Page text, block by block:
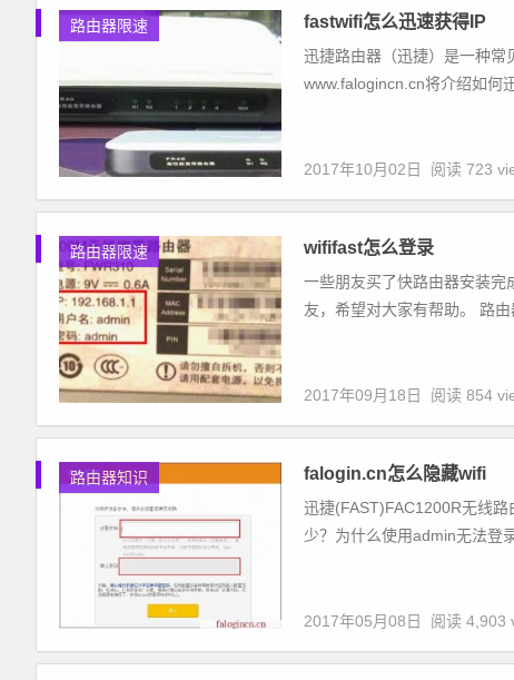
路由器限速 fastwifi怎么迅速获得IP
迅捷路由器（迅捷）是一种常
www.falogincn.cn将介绍如何
2017年10月02日 阅读 723
路由器限速 wififast怎么登录
一些朋友买了快路由器安装完
友，希望对大家有帮助。 路
2017年09月18日 阅读 854
路由器知识 falogin.cn怎么隐藏wifi
迅捷(FAST)FAC1200R无线
少？为什么使用admin无法登
2017年05月08日 阅读 4,903